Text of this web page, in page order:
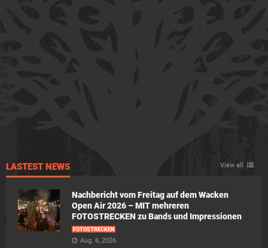
LASTEST NEWS View all
Nachbericht vom Freitag auf dem Wacken
Open Air 2026 – MIT mehreren
FOTOSTRECKEN zu Bands und Impressionen
FOTOSTRECKEN
Aug. 6, 2026